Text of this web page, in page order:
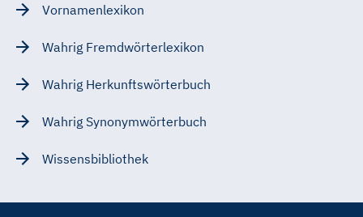
Vornamenlexikon
Wahrig Fremdwörterlexikon
Wahrig Herkunftswörterbuch
Wahrig Synonymwörterbuch
Wissensbibliothek